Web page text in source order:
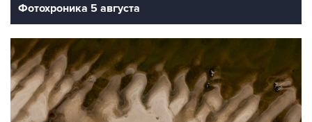
Фотохроника 5 августа